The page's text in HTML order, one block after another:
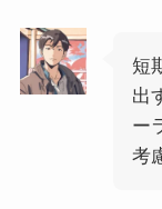
短
出
ー
考